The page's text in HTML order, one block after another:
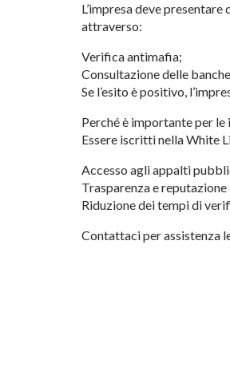
L’impresa deve
attraverso:
Verifica antimafia;
Consultazione delle
Se l’esito è positivo,
Perché è importante per le
Essere iscritti nella White
Accesso agli appalti
Trasparenza e
Riduzione dei tempi di
Contattaci per assistenza